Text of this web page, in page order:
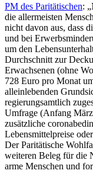
PM des Paritätischen:
die allermeisten
nicht davon aus, dass
und bei
um den
Durchschnitt zur
Erwachsenen (ohne
728 Euro pro Monat
alleinlebenden
regierungsamtlich
Umfrage (Anfang
zusätzliche
Lebensmittelpreise
Der Paritätische
weiteren Beleg für die
arme Menschen und